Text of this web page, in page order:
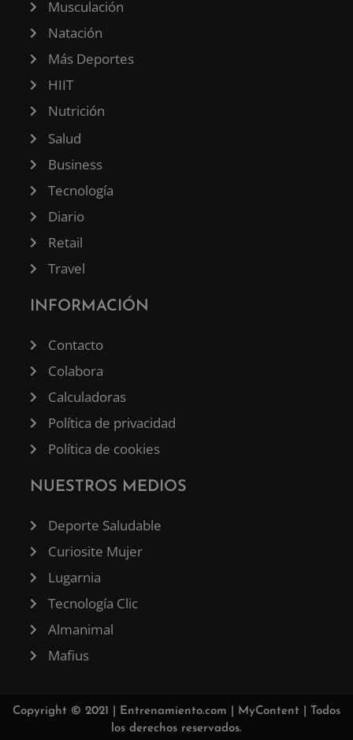
Musculación
Natación
Más Deportes
HIIT
Nutrición
Salud
Business
Tecnología
Diario
Retail
Travel
INFORMACIÓN
Contacto
Colabora
Calculadoras
Política de privacidad
Política de cookies
NUESTROS MEDIOS
Deporte Saludable
Curiosite Mujer
Lugarnia
Tecnología Clic
Almanimal
Mafius
Copyright © 2021 | Entrenamiento.com MyContent | Todos
los derechos reservados.